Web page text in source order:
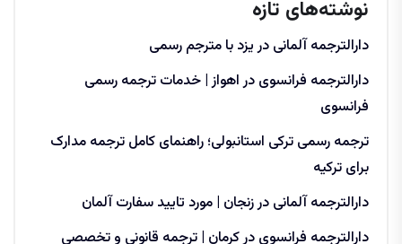
نوشته‌های تازه
دارالترجمه آلمانی در یزد با مترجم رسمی
دارالترجمه فرانسوی در اهواز | خدمات ترجمه رسمی
فرانسوی
ترجمه رسمی ترکی استانبولی؛ راهنمای کامل ترجمه مدارک
برای ترکیه
دارالترجمه آلمانی در زنجان | مورد تایید سفارت آلمان
دارالترجمه فرانسوی در کرمان | ترجمه قانونی و تخصصی